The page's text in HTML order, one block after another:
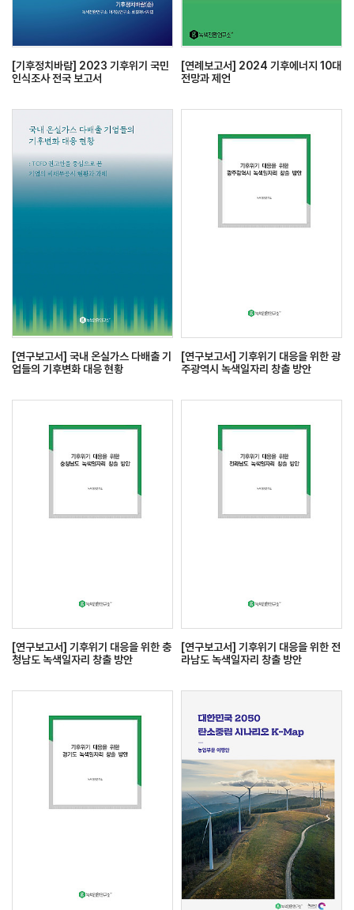
[기후정치바람] 2023 기후위기 국민
인식조사 전국 보고서
[연례보고서] 2024 기후에너지 10대
전망과 제언
[연구보고서] 국내 온실가스 다배출 기
업들의 기후변화 대응 현황
[연구보고서] 기후위기 대응을 위한 광
주광역시 녹색일자리 창출 방안
[연구보고서] 기후위기 대응을 위한 충
청남도 녹색일자리 창출 방안
[연구보고서] 기후위기 대응을 위한 전
라남도 녹색일자리 창출 방안